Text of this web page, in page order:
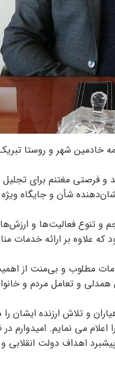
شهرداری و دهیاری را به همه خادمین
و فرصتی مغتنم برای
شأن و جایگاه ویژه
تنوع فعالیت‌ها و
که علاوه بر ارائه
مطلوب و بی‌منت از
و تعامل مردم و
و تلاش ارزنده ایشان
اعلام می نمایم.
پیشبرد اهداف دولت